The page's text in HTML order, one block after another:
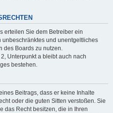
erteilen Sie dem Betreiber ein
und unentgeltliches
des Boards zu nutzen.
Unterpunkt a bleibt auch nach
bestehen.
Beitrags, dass er keine Inhalte
oder die guten Sitten verstoßen. Sie
das Recht besitzen, die in Ihren